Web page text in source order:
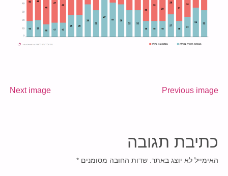
Previous image
Next image
כתיבת תגובה
האימייל לא יוצג באתר. שדות החובה מסומנים *